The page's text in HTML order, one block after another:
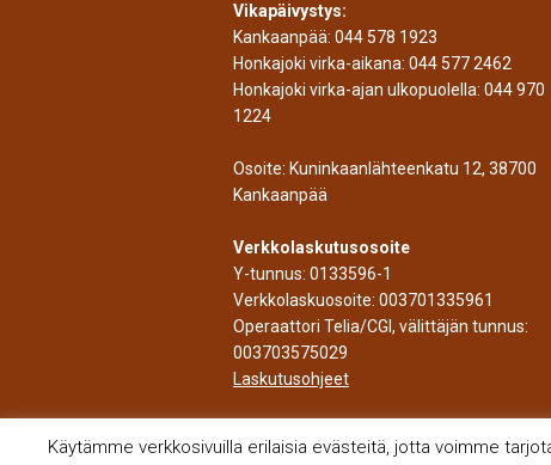
Vikapäivystys:
Kankaanpää: 044 578 1923
Honkajoki virka-aikana: 044 577 2462
Honkajoki virka-ajan ulkopuolella: 044 970
1224
Osoite: Kuninkaanlähteenkatu 12, 38700
Kankaanpää
Verkkolaskutusosoite
Y-tunnus: 0133596-1
Verkkolaskuosoite: 003701335961
Operaattori Telia/CGI, välittäjän tunnus:
003703575029
Laskutusohjeet
Käytämme verkkosivuilla erilaisia evästeitä, jotta voimme